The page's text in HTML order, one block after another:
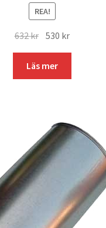
REA!
632kr Det
ursprungliga
priset
var:
530 krDet
nuvarande
är:
Läs mer